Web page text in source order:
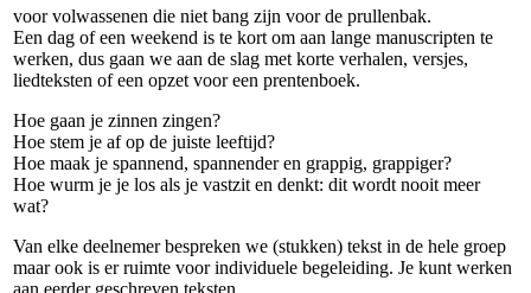
voor volwassenen die niet bang zijn voor de prullenbak.
Een dag of een weekend is te kort om aan lange manuscripten te
werken, dus gaan we aan de slag met korte verhalen, versjes,
liedteksten of een opzet voor een prentenboek.
Hoe gaan je zinnen zingen?
Hoe stem je af op de juiste leeftijd?
Hoe maak je spannend, spannender en grappig, grappiger?
Hoe wurm je je los als je vastzit en denkt: dit wordt nooit meer
wat?
Van elke deelnemer bespreken we (stukken) tekst in de hele groep
maar ook is er ruimte voor individuele begeleiding. Je kunt werken
aan eerder geschreven teksten.